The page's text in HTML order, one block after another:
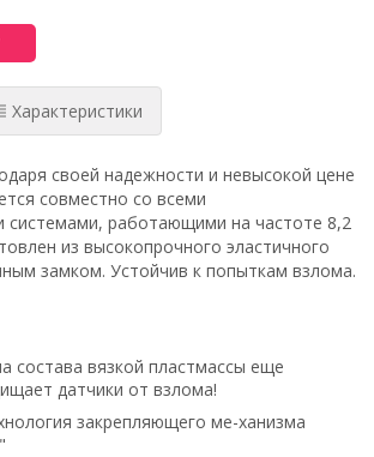
Характеристики
своей надежности и невысокой цене
совместно со всеми
системами, работающими на частоте 8,2
из высокопрочного эластичного
замком. Устойчив к попыткам взлома.
состава вязкой пластмассы еще
датчики от взлома!
закрепляющего ме-ханизма